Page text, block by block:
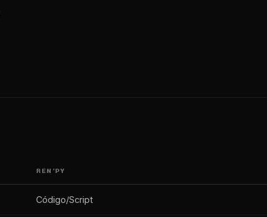
REN’PY
Código/Script